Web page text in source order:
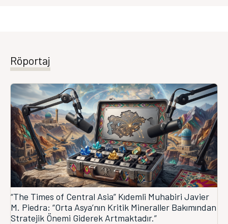
Röportaj
“The Times of Central Asia” Kıdemli Muhabiri Javier
M. Piedra: “Orta Asya’nın Kritik Mineraller Bakımından
Stratejik Önemi Giderek Artmaktadır.”